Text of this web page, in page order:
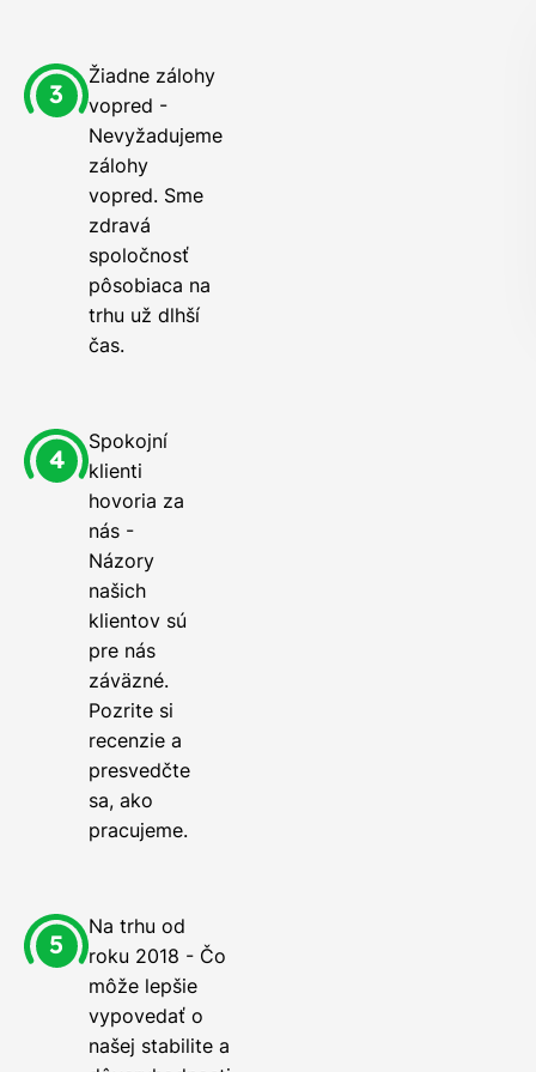
Žiadne zálohy
vopred -
Nevyžadujeme
zálohy
vopred. Sme
zdravá
spoločnosť
pôsobiaca na
trhu už dlhší
čas.
Spokojní
klienti
hovoria za
nás -
Názory
našich
klientov sú
pre nás
záväzné.
Pozrite si
recenzie a
presvedčte
sa, ako
pracujeme.
Na trhu od
roku 2018 - Čo
môže lepšie
vypovedať o
našej stabilite a